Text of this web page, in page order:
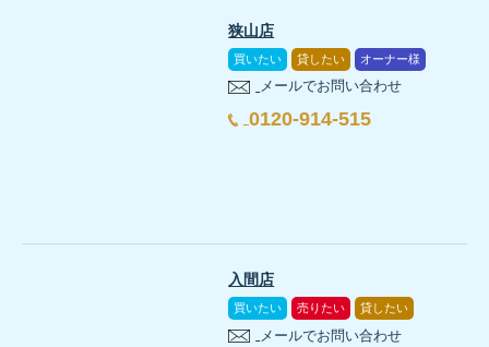
狭山店
買いたい 貸したい オーナー様
メールでお問い合わせ
0120-914-515
入間店
買いたい 売りたい 貸したい
メールでお問い合わせ